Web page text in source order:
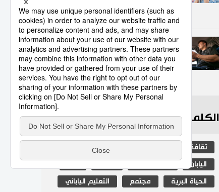
9
03/08/2026
10
عدد قياسي لحوادث المرور
الناجمة عن استخدام الهواتف
الذكية في اليابان
10/07/2026
الكلمات الأكثر بحثا
ثقافة جيجي برس
اليابان
الحياة البرية مجتمع التعليم الياباني